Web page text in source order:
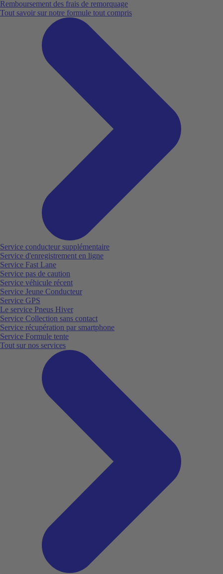
Remboursement des frais de remorquage
Tout savoir sur notre formule tout compris
Service conducteur supplémentaire
Service d'enregistrement en ligne
Service Fast Lane
Service pas de caution
Service véhicule récent
Service Jeune Conducteur
Service GPS
Le service Pneus Hiver
Service Collection sans contact
Service récupération par smartphone
Service Formule tente
Tout sur nos services